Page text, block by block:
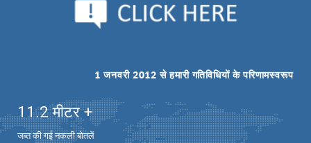
1 जनवरी 2012 से हमारी गतिविधियों के परिणामस्वरूप
11.2 मीटर +
जब्त की गई नकली बोतलें